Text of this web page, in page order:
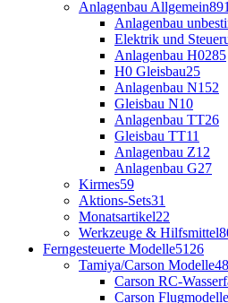
Anlagenbau Allgemein891
Anlagenbau
Elektrik und
Anlagenbau H0285
H0 Gleisbau25
Anlagenbau N152
Gleisbau N10
Anlagenbau TT26
Gleisbau TT11
Anlagenbau Z12
Anlagenbau G27
Kirmes59
Aktions-Sets31
Monatsartikel22
Werkzeuge & Hilfsmittel
Ferngesteuerte Modelle5126
Tamiya/Carson Modelle
Carson RC-
Carson Flugmodelle